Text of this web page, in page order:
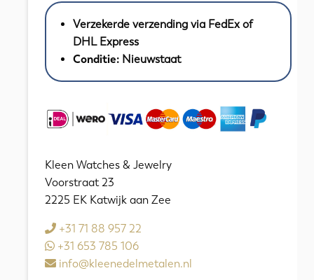
met
3.25
Diamant
aantal
Verzekerde verzending via FedEx of
DHL Express
Conditie: Nieuwstaat
Kleen Watches & Jewelry
Voorstraat 23
2225 EK Katwijk aan Zee
+31 71 88 957 22
+31 653 785 106
info@kleenedelmetalen.nl